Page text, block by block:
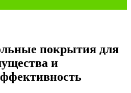
покрытия для
и